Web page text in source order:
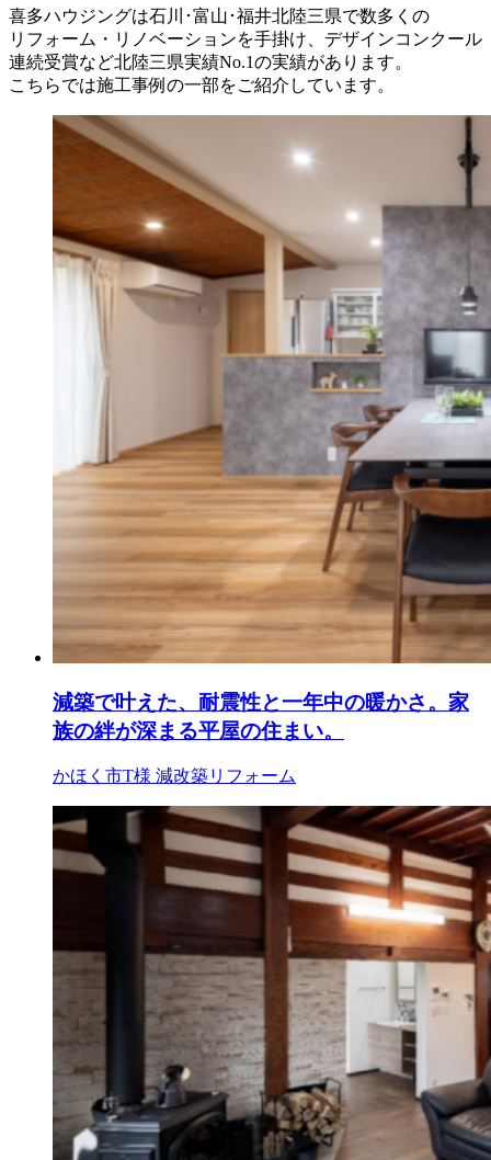
喜多ハウジングは石川･富山･福井北陸三県で数多くの
リフォーム・リノベーションを手掛け、デザインコンクール
連続受賞など北陸三県実績No.1の実績があります。
こちらでは施工事例の一部をご紹介しています。
減築で叶えた、耐震性と一年中の暖かさ。家
族の絆が深まる平屋の住まい。
かほく市T様 減改築リフォーム